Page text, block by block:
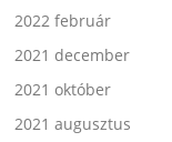
2022 február
2021 december
2021 október
2021 augusztus